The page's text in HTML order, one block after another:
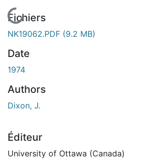
En cours de chargement...
Fichiers
NK19062.PDF (9.2 MB)
Date
1974
Authors
Dixon, J.
Éditeur
University of Ottawa (Canada)